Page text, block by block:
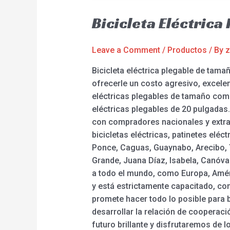
Bicicleta Eléctrica
Leave a Comment / Productos / By
Bicicleta eléctrica plegable de
ofrecerle un costo agresivo,
eléctricas plegables de tamaño
eléctricas plegables de 20
con compradores nacionales y
bicicletas eléctricas, patinetes
Ponce, Caguas, Guaynabo,
Grande, Juana Díaz, Isabela,
a todo el mundo, como Europa,
y está estrictamente capacitado,
promete hacer todo lo posible para
desarrollar la relación de
futuro brillante y disfrutaremos de